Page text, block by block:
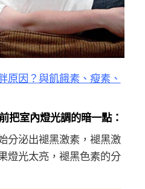
原因？與飢餓素、瘦素、
把室內燈光調的暗一點：
分泌出褪黑激素，褪黑激
燈光太亮，褪黑色素的分